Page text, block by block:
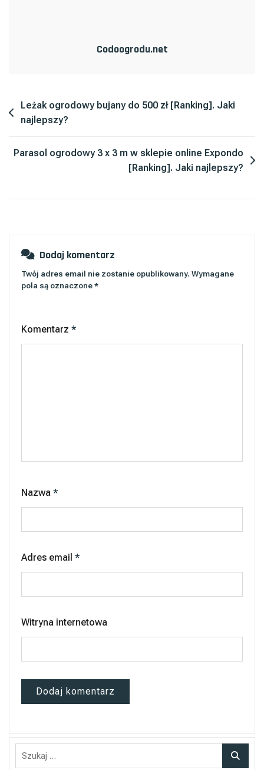
Jaki
Codoogrodu.net
Nawigacja
wpisu
Leżak ogrodowy bujany do 500 zł [Ranking]. Jaki
najlepszy?
Parasol ogrodowy 3 x 3 m w sklepie online Expondo
[Ranking]. Jaki najlepszy?
Dodaj komentarz
Twój adres email nie zostanie opublikowany. Wymagane
pola są oznaczone *
Komentarz *
Nazwa *
Adres email *
Witryna internetowa
Szukaj: